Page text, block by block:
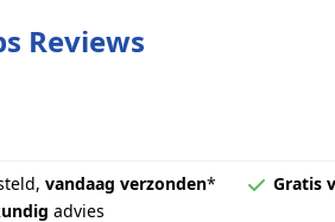
Reviews
vandaag verzonden* Gratis
advies